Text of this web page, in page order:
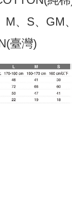
percuma
M、S、GM
臺灣)